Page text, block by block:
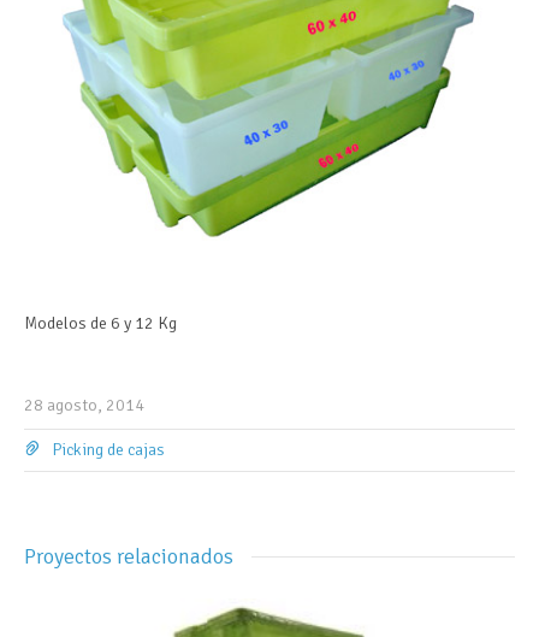
Modelos de 6 y 12 Kg
28 agosto, 2014
Picking de cajas
Proyectos relacionados